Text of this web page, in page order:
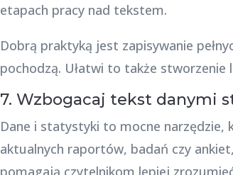
etapach pracy nad tekstem.
Dobrą praktyką jest zapisywanie
pochodzą. Ułatwi to także
7. Wzbogacaj tekst danymi
Dane i statystyki to mocne
aktualnych raportów, badań czy
pomagają czytelnikom lepiej